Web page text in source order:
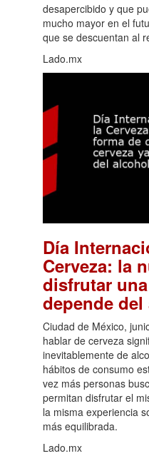
desapercibido y que
mucho mayor en el
que se descuentan al
Lado.mx
Día
Cerveza: la
disfrutar
depende
Ciudad de México,
hablar de cerveza
inevitablemente de
hábitos de consumo
vez más personas
permitan disfrutar el
la misma experiencia
más equilibrada.
Lado.mx